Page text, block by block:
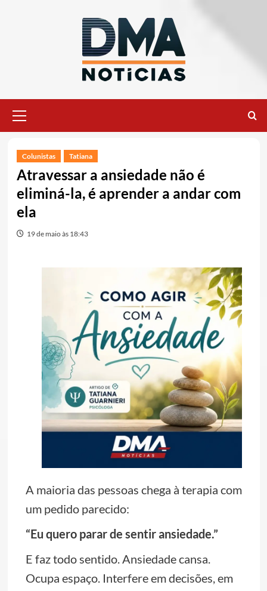
principal
Colunistas Tatiana
Atravessar a ansiedade não é
eliminá-la, é aprender a andar com
ela
19 de maio às 18:43
A maioria das pessoas chega à terapia com
um pedido parecido:
“Eu quero parar de sentir ansiedade.”
E faz todo sentido. Ansiedade cansa.
Ocupa espaço. Interfere em decisões, em